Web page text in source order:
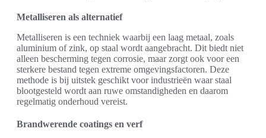
Metalliseren als alternatief
Metalliseren is een techniek waarbij een laag metaal, zoals
aluminium of zink, op staal wordt aangebracht. Dit biedt niet
alleen bescherming tegen corrosie, maar zorgt ook voor een
sterkere bestand tegen extreme omgevingsfactoren. Deze
methode is bij uitstek geschikt voor industrieën waar staal
blootgesteld wordt aan ruwe omstandigheden en daarom
regelmatig onderhoud vereist.
Brandwerende coatings en verf